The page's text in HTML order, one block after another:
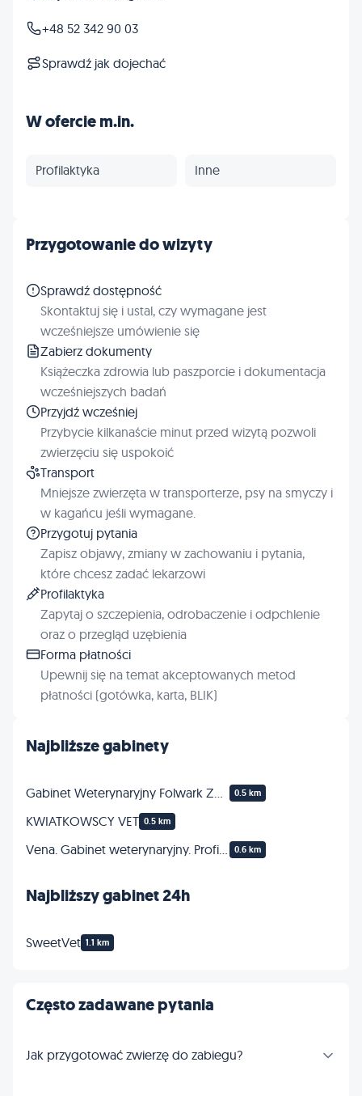
+48 52 342 90 03
Sprawdź jak dojechać
W ofercie m.in.
Profilaktyka Inne
Najbliższe gabinety
0.5 km
KWIATKOWSCY VET 0.5 km
0.6 km
Najbliższy gabinet 24h
SweetVet 1.1 km
Często zadawane pytania
Jak przygotować zwierzę do zabiegu?
Przygotowanie do wizyty
Sprawdź dostępność
Skontaktuj się i ustal, czy wymagane jest
wcześniejsze umówienie się
Zabierz dokumenty
Książeczka zdrowia lub paszporcie i dokumentacja
wcześniejszych badań
Przyjdź wcześniej
Przybycie kilkanaście minut przed wizytą pozwoli
zwierzęciu się uspokoić
Transport
Mniejsze zwierzęta w transporterze, psy na smyczy i
w kagańcu jeśli wymagane.
Przygotuj pytania
Zapisz objawy, zmiany w zachowaniu i pytania,
które chcesz zadać lekarzowi
Profilaktyka
Zapytaj o szczepienia, odrobaczenie i odpchlenie
oraz o przegląd uzębienia
Forma płatności
Upewnij się na temat akceptowanych metod
płatności (gotówka, karta, BLIK)